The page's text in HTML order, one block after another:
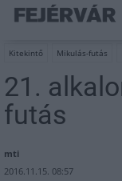
Kitekintő Mikulás-futás
21.
futás
mti
2016.11.15. 08:57